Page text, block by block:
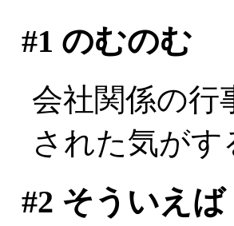
#1 のむのむ
会社関係の行
された気が
#2 そういえば